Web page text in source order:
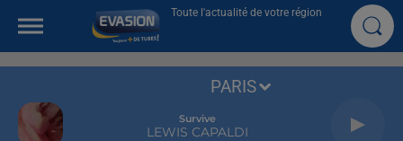
Toute l'actualité de votre région
Survive
LEWIS CAPALDI
PARIS